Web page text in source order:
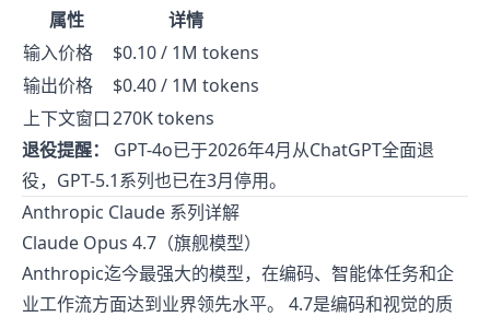
属性
详情
输入价格
$0.10 / 1M tokens
输出价格
$0.40 / 1M tokens
上下文窗口270K tokens
退役提醒：
GPT-4o已于2026年4月从ChatGPT全面退
役，GPT-5.1系列也已在3月停用。
Anthropic Claude 系列详解
Claude Opus 4.7（旗舰模型）
Anthropic迄今最强大的模型，在编码、智能体任务和企
业工作流方面达到业界领先水平。 4.7是编码和视觉的质